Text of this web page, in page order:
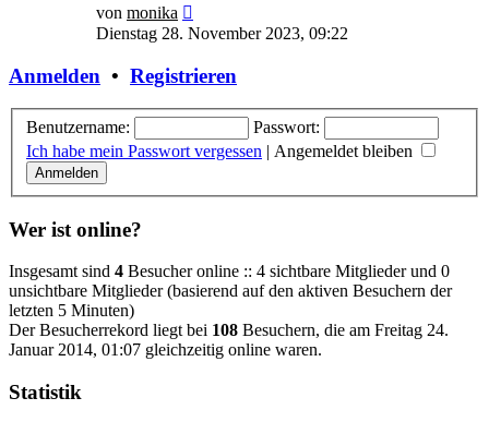
von monika
Beitrag
Dienstag 28. November 2023, 09:22
Anmelden • Registrieren
Benutzername:
Passwort:
Ich habe mein Passwort vergessen | Angemeldet bleiben
Wer ist online?
Insgesamt sind 4 Besucher online :: 4 sichtbare Mitglieder und 0
unsichtbare Mitglieder (basierend auf den aktiven Besuchern der
letzten 5 Minuten)
Der Besucherrekord liegt bei 108 Besuchern, die am Freitag 24.
Januar 2014, 01:07 gleichzeitig online waren.
Statistik